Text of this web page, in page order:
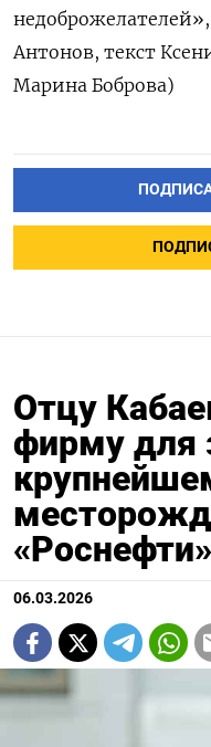
Антонов, текст
Марина Боброва)
Отцу
фирму для
«Роснефти»
06.03.2026